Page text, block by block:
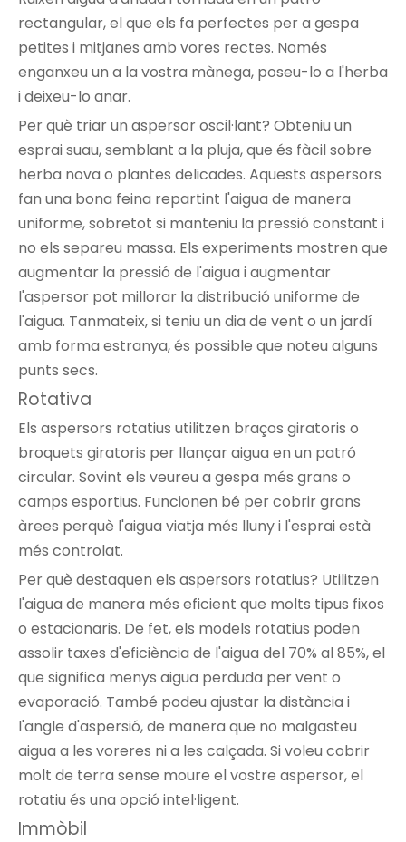
rectangular, el que els fa perfectes per a gespa
petites i mitjanes amb vores rectes. Només
enganxeu un a la vostra mànega, poseu-lo a l'herba
i deixeu-lo anar.
Per què triar un aspersor oscil·lant? Obteniu un
esprai suau, semblant a la pluja, que és fàcil sobre
herba nova o plantes delicades. Aquests aspersors
fan una bona feina repartint l'aigua de manera
uniforme, sobretot si manteniu la pressió constant i
no els separeu massa. Els experiments mostren que
augmentar la pressió de l'aigua i augmentar
l'aspersor pot millorar la distribució uniforme de
l'aigua. Tanmateix, si teniu un dia de vent o un jardí
amb forma estranya, és possible que noteu alguns
punts secs.
Rotativa
Els aspersors rotatius utilitzen braços giratoris o
broquets giratoris per llançar aigua en un patró
circular. Sovint els veureu a gespa més grans o
camps esportius. Funcionen bé per cobrir grans
àrees perquè l'aigua viatja més lluny i l'esprai està
més controlat.
Per què destaquen els aspersors rotatius? Utilitzen
l'aigua de manera més eficient que molts tipus fixos
o estacionaris. De fet, els models rotatius poden
assolir taxes d'eficiència de l'aigua del 70% al 85%, el
que significa menys aigua perduda per vent o
evaporació. També podeu ajustar la distància i
l'angle d'aspersió, de manera que no malgasteu
aigua a les voreres ni a les calçada. Si voleu cobrir
molt de terra sense moure el vostre aspersor, el
rotatiu és una opció intel·ligent.
Immòbil